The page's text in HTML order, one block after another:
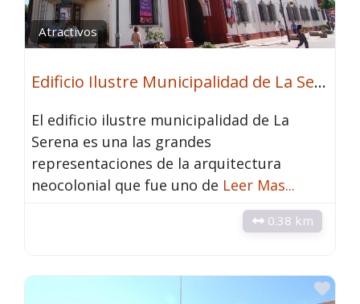
Atractivos
Edificio Ilustre Municipalidad de La Serena
El edificio ilustre municipalidad de La
Serena es una las grandes
representaciones de la arquitectura
neocolonial que fue uno de Leer Mas...
0.38 km